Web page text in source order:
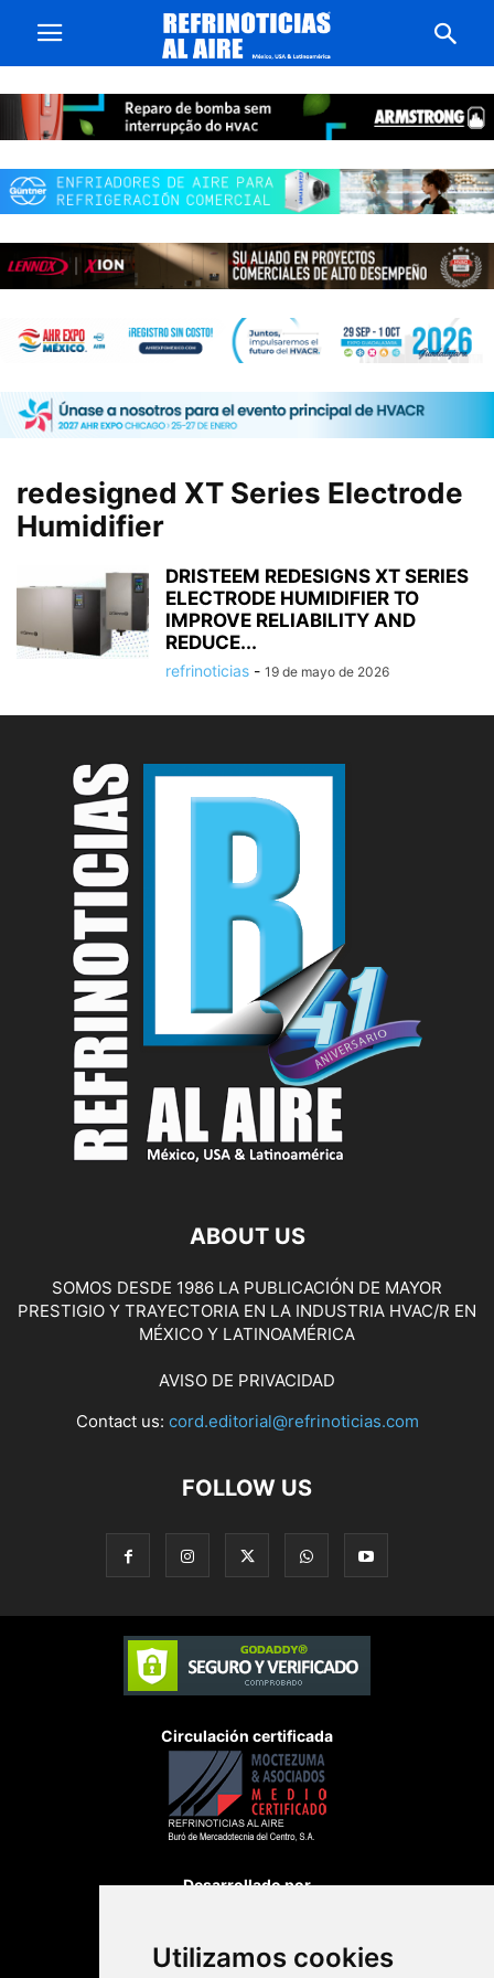
Utilizamos cookies
redesigned XT Series Electrode
Humidifier
DRISTEEM REDESIGNS XT SERIES
ELECTRODE HUMIDIFIER TO
IMPROVE RELIABILITY AND
REDUCE...
refrinoticias - 19 de mayo de 2026
ABOUT US
SOMOS DESDE 1986 LA PUBLICACIÓN DE MAYOR
PRESTIGIO Y TRAYECTORIA EN LA INDUSTRIA HVAC/R EN
MÉXICO Y LATINOAMÉRICA
AVISO DE PRIVACIDAD
Contact us: cord.editorial@refrinoticias.com
FOLLOW US
Circulación certificada
Desarrollado por